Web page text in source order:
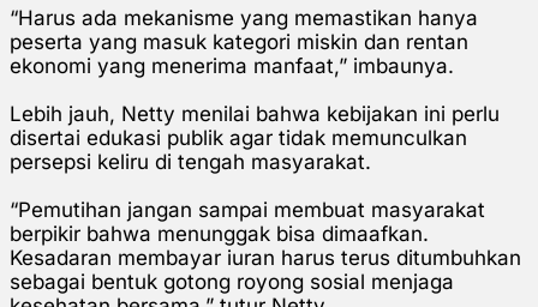
“Harus ada mekanisme yang memastikan hanya
peserta yang masuk kategori miskin dan rentan
ekonomi yang menerima manfaat,” imbaunya.
Lebih jauh, Netty menilai bahwa kebijakan ini perlu
disertai edukasi publik agar tidak memunculkan
persepsi keliru di tengah masyarakat.
“Pemutihan jangan sampai membuat masyarakat
berpikir bahwa menunggak bisa dimaafkan.
Kesadaran membayar iuran harus terus ditumbuhkan
sebagai bentuk gotong royong sosial menjaga